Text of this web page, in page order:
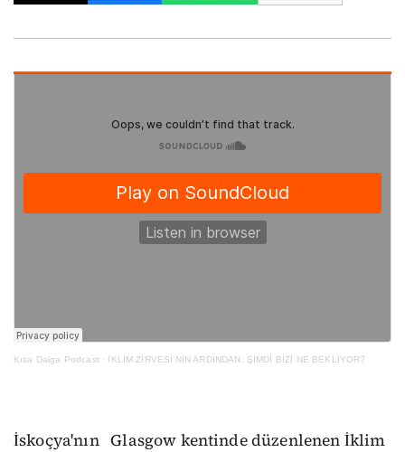
Kısa Dalga Podcast · İKLİM ZİRVESİ’NİN ARDINDAN: ŞİMDİ BİZİ NE BEKLİYOR?
İskoçya'nın Glasgow kentinde düzenlenen İklim